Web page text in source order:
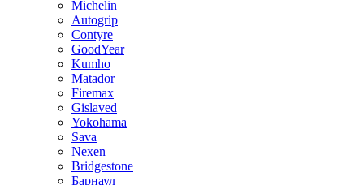
Michelin
Autogrip
Contyre
GoodYear
Kumho
Matador
Firemax
Gislaved
Yokohama
Sava
Nexen
Bridgestone
Барнаул